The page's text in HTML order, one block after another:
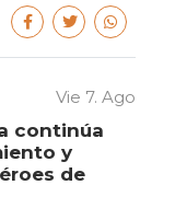
Vie 7. Ago
continúa
y
de